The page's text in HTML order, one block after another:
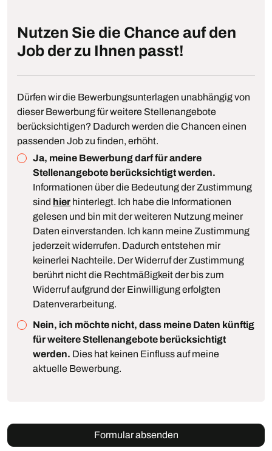
Nutzen Sie die Chance auf den
Job der zu Ihnen passt!
Dürfen wir die Bewerbungsunterlagen unabhängig von
dieser Bewerbung für weitere Stellenangebote
berücksichtigen? Dadurch werden die Chancen einen
passenden Job zu finden, erhöht.
Ja, meine Bewerbung darf für andere
Stellenangebote berücksichtigt werden.
Informationen über die Bedeutung der Zustimmung
sind hier hinterlegt. Ich habe die Informationen
gelesen und bin mit der weiteren Nutzung meiner
Daten einverstanden. Ich kann meine Zustimmung
jederzeit widerrufen. Dadurch entstehen mir
keinerlei Nachteile. Der Widerruf der Zustimmung
berührt nicht die Rechtmäßigkeit der bis zum
Widerruf aufgrund der Einwilligung erfolgten
Datenverarbeitung.
Nein, ich möchte nicht, dass meine Daten künftig
für weitere Stellenangebote berücksichtigt
werden. Dies hat keinen Einfluss auf meine
aktuelle Bewerbung.
Formular absenden